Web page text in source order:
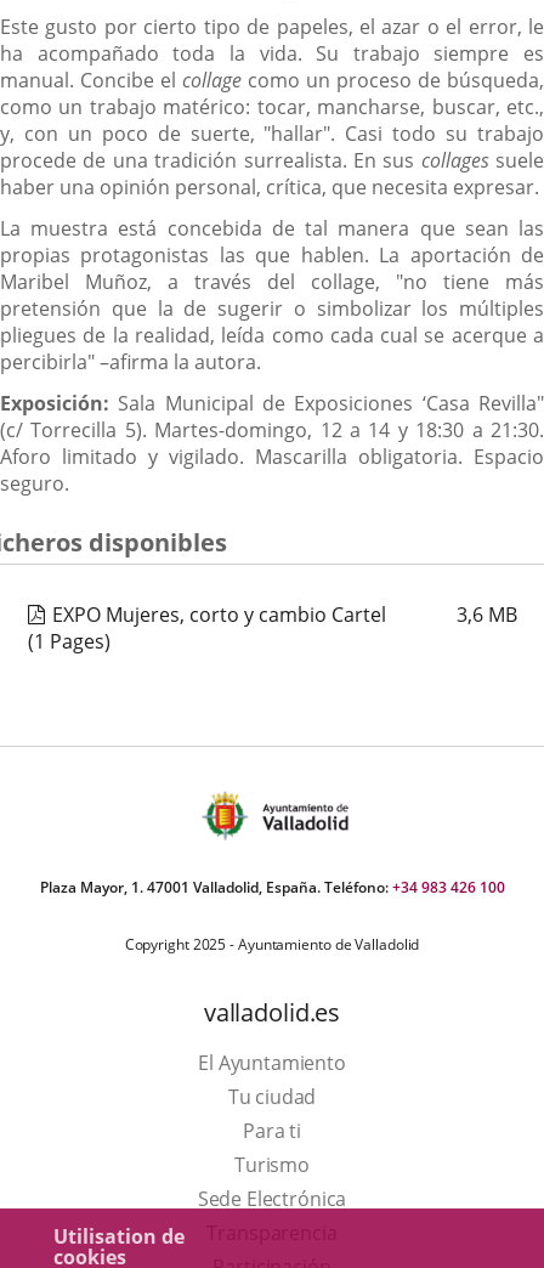
Utilisation de
cookies
Este gusto por cierto tipo de papeles, el azar o el error, le
ha acompañado toda la vida. Su trabajo siempre es
manual. Concibe el collage como un proceso de búsqueda,
como un trabajo matérico: tocar, mancharse, buscar, etc.,
y, con un poco de suerte, "hallar". Casi todo su trabajo
procede de una tradición surrealista. En sus collagessuele
haber una opinión personal, crítica, que necesita expresar.
La muestra está concebida de tal manera que sean las
propias protagonistas las que hablen. La aportación de
Maribel Muñoz, a través del collage, "no tiene más
pretensión que la de sugerir o simbolizar los múltiples
pliegues de la realidad, leída como cada cual se acerque a
percibirla" –afirma la autora.
Exposición: Sala Municipal de Exposiciones ‘Casa Revilla"
(c/ Torrecilla 5). Martes-domingo, 12 a 14 y 18:30 a 21:30.
Aforo limitado y vigilado. Mascarilla obligatoria. Espacio
seguro.
disponibles
EXPO Mujeres, corto y cambio Cartel 3,6 MB
(1 Pages)
Plaza Mayor, 1. 47001 Valladolid, España. Teléfono:+34 983 426 100
Copyright 2025 - Ayuntamiento de Valladolid
valladolid.es
El Ayuntamiento
Tu ciudad
Para ti
TurismoEste
enlace
Sede Electrónica